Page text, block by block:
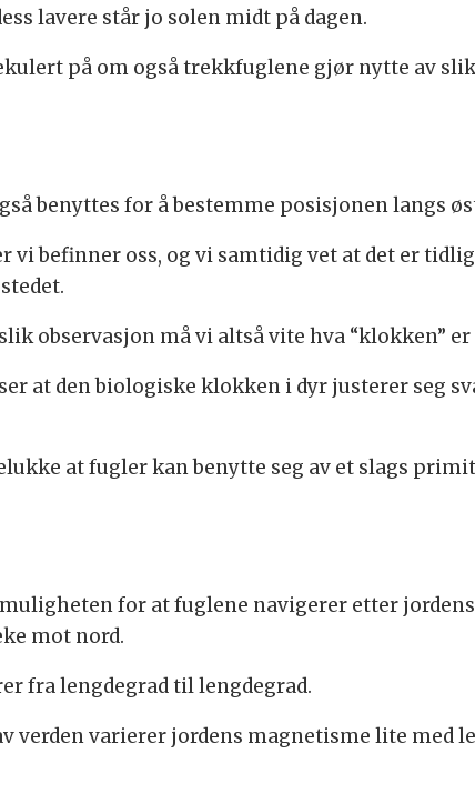
lavere står jo solen midt på dagen.
på om også trekkfuglene gjør nytte av
benyttes for å bestemme posisjonen langs
vi befinner oss, og vi samtidig vet at det er
observasjon må vi altså vite hva “klokken” er
at den biologiske klokken i dyr justerer seg
at fugler kan benytte seg av et slags
for at fuglene navigerer etter
mot nord.
fra lengdegrad til lengdegrad.
verden varierer jordens magnetisme lite med